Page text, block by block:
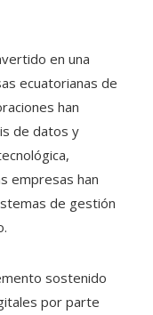
en una
ecuatorianas de
han
de datos y
empresas han
de gestión
sostenido
por parte